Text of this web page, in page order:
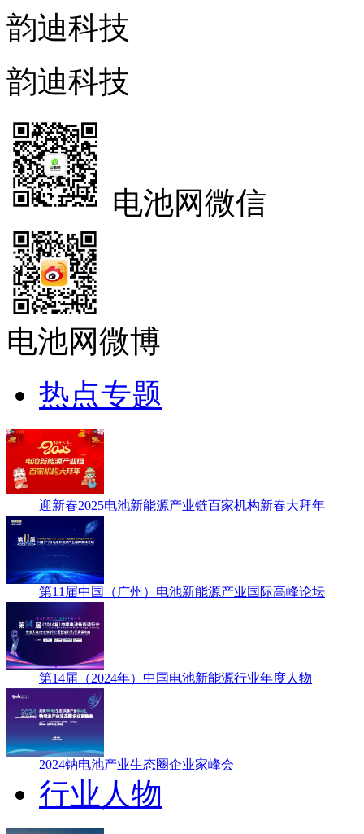
韵迪科技
韵迪科技
电池网微信
电池网微博
热点专题
迎新春2025电池新能源产业链百家机构新春大拜年
第11届中国（广州）电池新能源产业国际高峰论坛
第14届（2024年）中国电池新能源行业年度人物
2024钠电池产业生态圈企业家峰会
行业人物